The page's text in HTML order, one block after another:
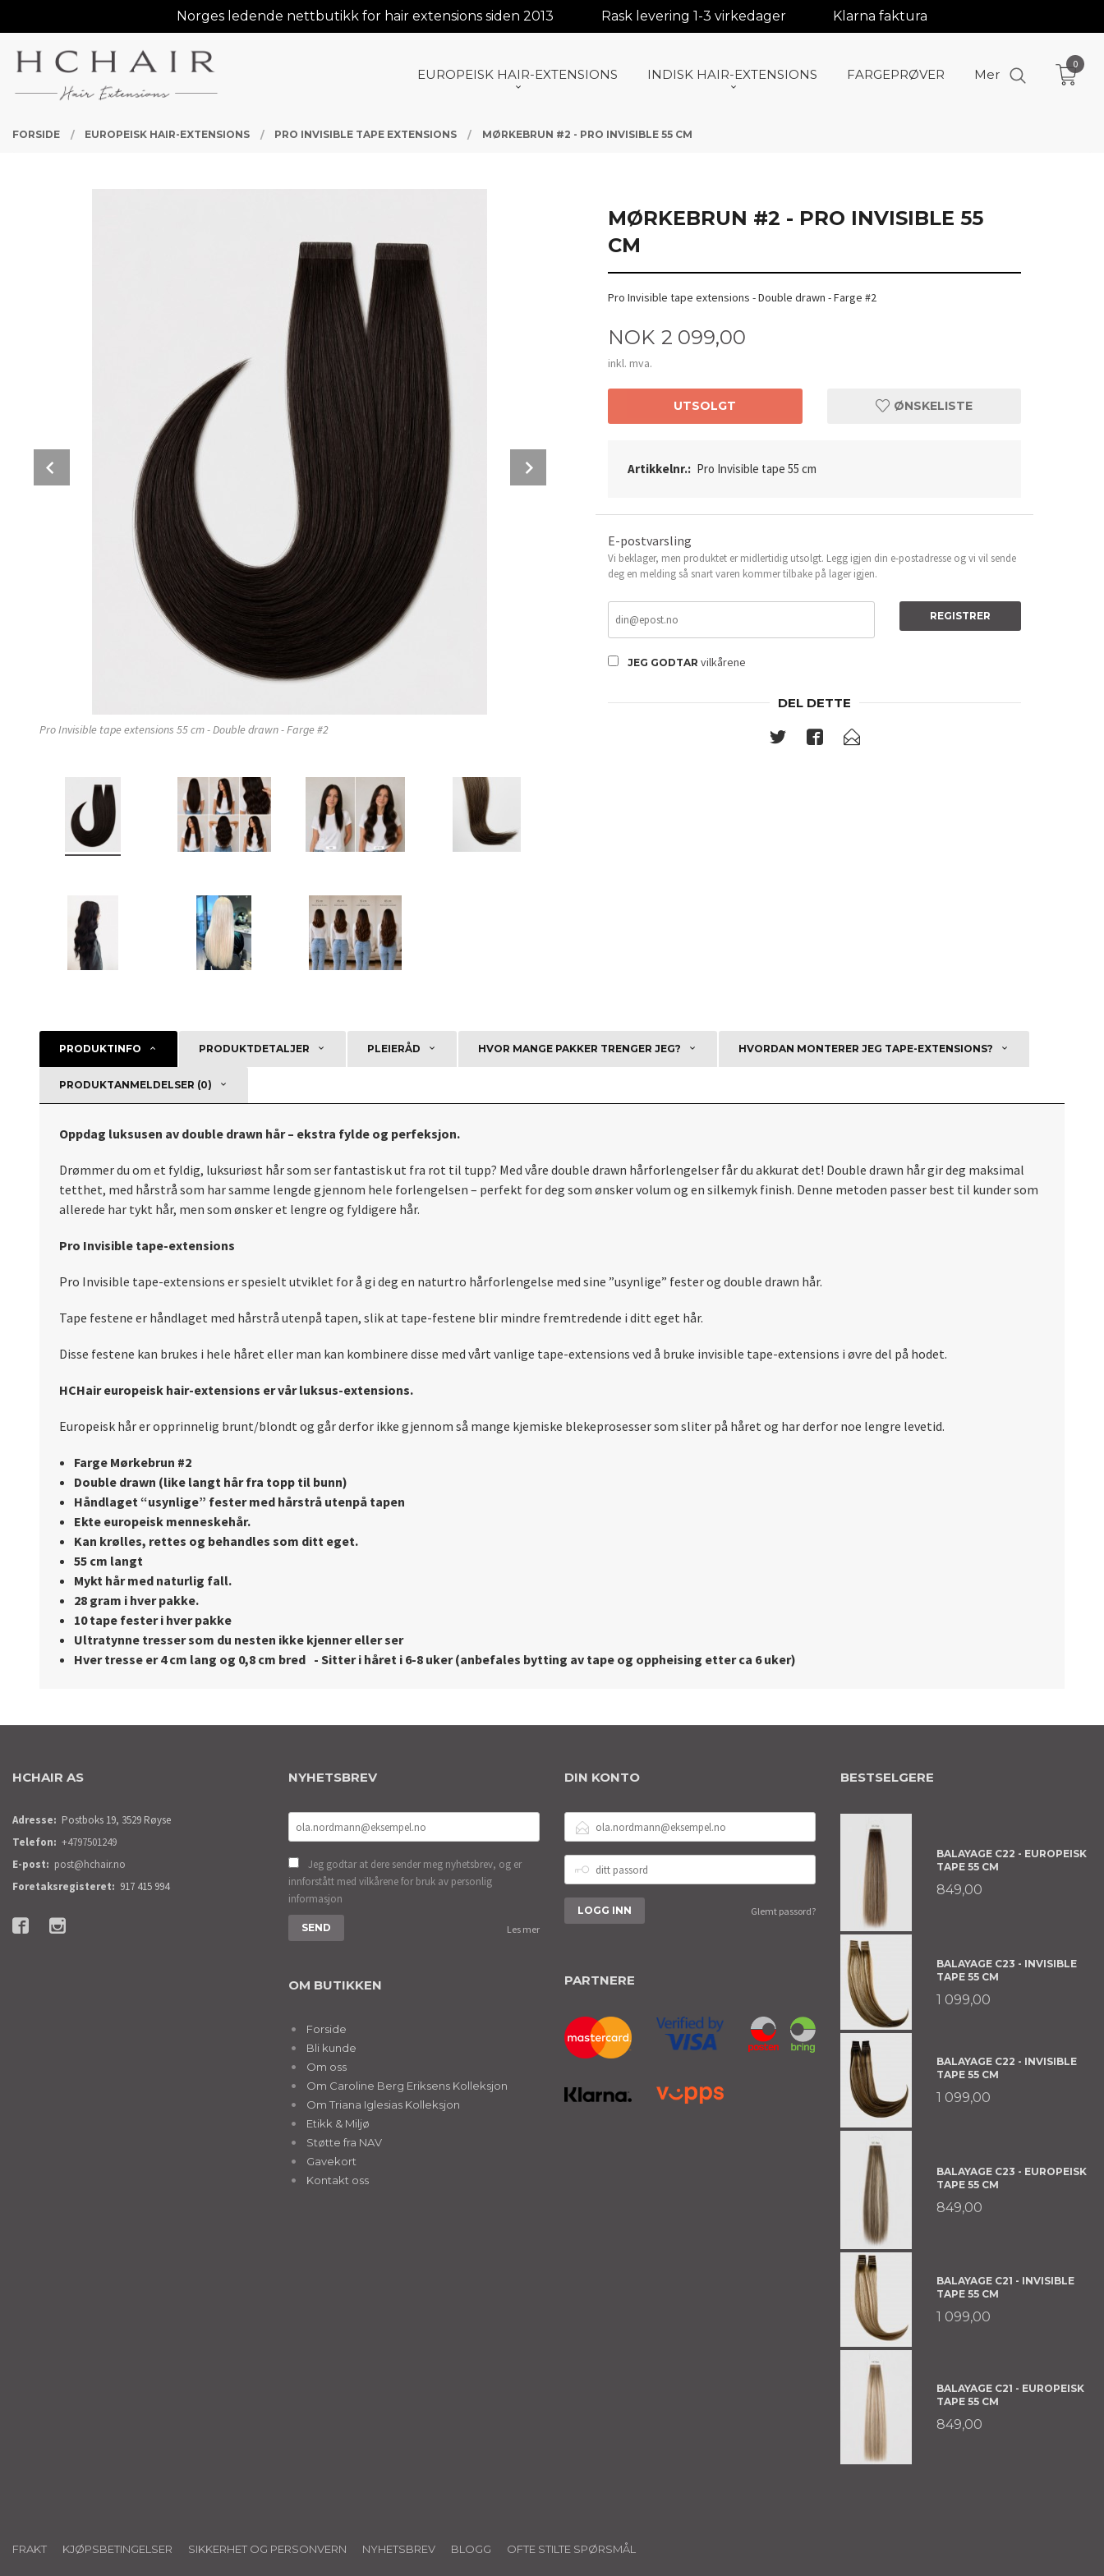
til
innholdet
Norges ledende nettbutikk for hair extensions siden 2013 Rask levering 1-3 virkedager Klarna faktura
PRODUKTER
EUROPEISK HAIR-EXTENSIONS INDISK HAIR-EXTENSIONS FARGEPRØVER Mer
0
FORSIDE EUROPEISK HAIR-EXTENSIONS PRO INVISIBLE TAPE EXTENSIONS MØRKEBRUN #2 - PRO INVISIBLE 55 CM
Pro Invisible tape extensions 55 cm - Double drawn - Farge #2
MØRKEBRUN #2 - PRO INVISIBLE 55
CM
Pro Invisible tape extensions - Double drawn - Farge #2
Pris
NOK 2 099,00
inkl. mva.
UTSOLGT ØNSKELISTE
Artikkelnr.: Pro Invisible tape 55 cm
E-postvarsling
Vi beklager, men produktet er midlertidig utsolgt. Legg igjen din e-postadresse og vi vil sende
deg en melding så snart varen kommer tilbake på lager igjen.
JEG GODTAR vilkårene
REGISTRER
DEL DETTE
PRODUKTINFO PRODUKTDETALJER PLEIERÅD HVOR MANGE PAKKER TRENGER JEG? HVORDAN MONTERER JEG TAPE-EXTENSIONS?
PRODUKTANMELDELSER (0)
Oppdag luksusen av double drawn hår – ekstra fylde og perfeksjon.
Drømmer du om et fyldig, luksuriøst hår som ser fantastisk ut fra rot til tupp? Med våre double drawn hårforlengelser får du akkurat det! Double drawn hår gir deg maksimal
tetthet, med hårstrå som har samme lengde gjennom hele forlengelsen – perfekt for deg som ønsker volum og en silkemyk finish. Denne metoden passer best til kunder som
allerede har tykt hår, men som ønsker et lengre og fyldigere hår.
Pro Invisible tape-extensions
Pro Invisible tape-extensions er spesielt utviklet for å gi deg en naturtro hårforlengelse med sine ”usynlige” fester og double drawn hår.
Tape festene er håndlaget med hårstrå utenpå tapen, slik at tape-festene blir mindre fremtredende i ditt eget hår.
Disse festene kan brukes i hele håret eller man kan kombinere disse med vårt vanlige tape-extensions ved å bruke invisible tape-extensions i øvre del på hodet.
HCHair europeisk hair-extensions er vår luksus-extensions.
Europeisk hår er opprinnelig brunt/blondt og går derfor ikke gjennom så mange kjemiske blekeprosesser som sliter på håret og har derfor noe lengre levetid.
Farge Mørkebrun #2
Double drawn (like langt hår fra topp til bunn)
Håndlaget “usynlige” fester med hårstrå utenpå tapen
Ekte europeisk menneskehår.
Kan krølles, rettes og behandles som ditt eget.
55 cm langt
Mykt hår med naturlig fall.
28 gram i hver pakke.
10 tape fester i hver pakke
Ultratynne tresser som du nesten ikke kjennereller ser
Hver tresse er 4 cm lang og 0,8 cm bred - Sitter i håret i 6-8 uker (anbefales bytting av tape og oppheising etter ca 6 uker)
HCHAIR AS
Adresse: Postboks 19, 3529 Røyse
Telefon: +4797501249
E-post: post@hchair.no
Foretaksregisteret: 917 415 994
NYHETSBREV
Jeg godtar at dere sender meg nyhetsbrev, og er
innforstått med vilkårene for bruk av personlig
informasjon
Les mer
OM BUTIKKEN
Forside
Bli kunde
Om oss
Om Caroline Berg Eriksens Kolleksjon
Om Triana Iglesias Kolleksjon
Etikk & Miljø
Støtte fra NAV
Gavekort
Kontakt oss
DIN KONTO
POSTADRESSE
PASSORD
Glemt passord?
PARTNERE
BESTSELGERE
BALAYAGE C22 - EUROPEISK
TAPE 55 CM
849,00
BALAYAGE C23 - INVISIBLE
TAPE 55 CM
1 099,00
BALAYAGE C22 - INVISIBLE
TAPE 55 CM
1 099,00
BALAYAGE C23 - EUROPEISK
TAPE 55 CM
849,00
BALAYAGE C21 - INVISIBLE
TAPE 55 CM
1 099,00
BALAYAGE C21 - EUROPEISK
TAPE 55 CM
849,00
FRAKT KJØPSBETINGELSER SIKKERHET OG PERSONVERN NYHETSBREV BLOGG OFTE STILTE SPØRSMÅL